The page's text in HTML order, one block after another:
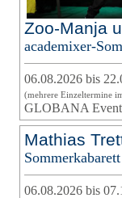
Zoo-Manja
academixer-
06.08.2026 bis
(mehrere Einzeltermine
GLOBANA Event
Mathias
Sommerkabarett
06.08.2026 bis